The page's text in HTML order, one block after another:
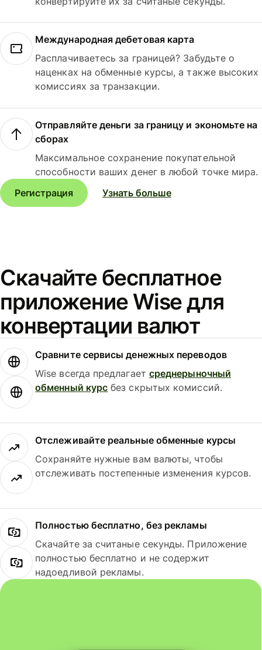
Международная дебетовая карта
Расплачиваетесь за границей? Забудьте о
наценках на обменные курсы, а также высоких
комиссиях за транзакции.
Отправляйте деньги за границу и экономьте на
сборах
Максимальное сохранение покупательной
способности ваших денег в любой точке мира.
Регистрация
Узнать больше
Скачайте бесплатное
приложение Wise для
конвертации валют
Сравните сервисы денежных переводов
Wise всегда предлагает среднерыночный
обменный курс без скрытых комиссий.
Отслеживайте реальные обменные курсы
Сохраняйте нужные вам валюты, чтобы
отслеживать постепенные изменения курсов.
Полностью бесплатно, без рекламы
Скачайте за считаные секунды. Приложение
полностью бесплатно и не содержит
надоедливой рекламы.